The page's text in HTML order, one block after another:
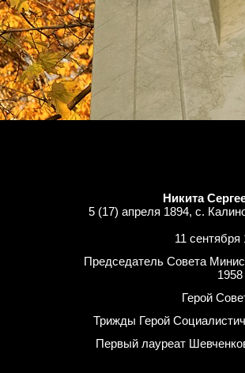
Никита
5 (17) апреля 1894, с.
11
Председатель Совета
Герой
Трижды Герой
Первый лауреат